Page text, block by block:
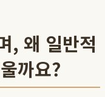
, 왜 일반적
까요?